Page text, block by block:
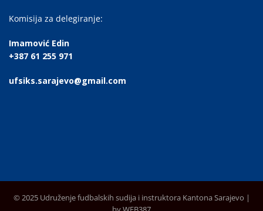
Komisija za delegiranje:
Imamović Edin
+387 61 255 971
ufsiks.sarajevo@gmail.com
© 2025 Udruženje fudbalskih sudija i instruktora Kantona Sarajevo |